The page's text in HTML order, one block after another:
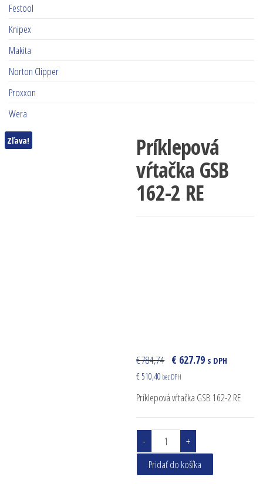
Zľava! Príklepová
vŕtačka GSB
162-2 RE
€ 784,74 € 627.79 s DPH
€ 510,40 bez DPH
Príklepová vŕtačka GSB 162-2 RE
- množstvo Príklepová
+
Pridať do košíka
Festool
Knipex
Makita
Norton Clipper
Proxxon
Wera